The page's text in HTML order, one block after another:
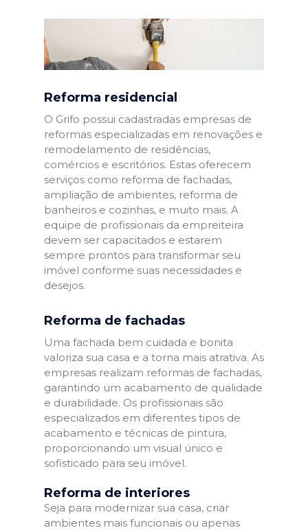
Reforma residencial
O Grifo possui cadastradas empresas de
reformas especializadas em renovações e
remodelamento de residências,
comércios e escritórios. Estas oferecem
serviços como reforma de fachadas,
ampliação de ambientes, reforma de
banheiros e cozinhas, e muito mais. A
equipe de profissionais da empreiteira
devem ser capacitados e estarem
sempre prontos para transformar seu
imóvel conforme suas necessidades e
desejos.
Reforma de fachadas
Uma fachada bem cuidada e bonita
valoriza sua casa e a torna mais atrativa. As
empresas realizam reformas de fachadas,
garantindo um acabamento de qualidade
e durabilidade. Os profissionais são
especializados em diferentes tipos de
acabamento e técnicas de pintura,
proporcionando um visual único e
sofisticado para seu imóvel.
Reforma de interiores
Seja para modernizar sua casa, criar
ambientes mais funcionais ou apenas